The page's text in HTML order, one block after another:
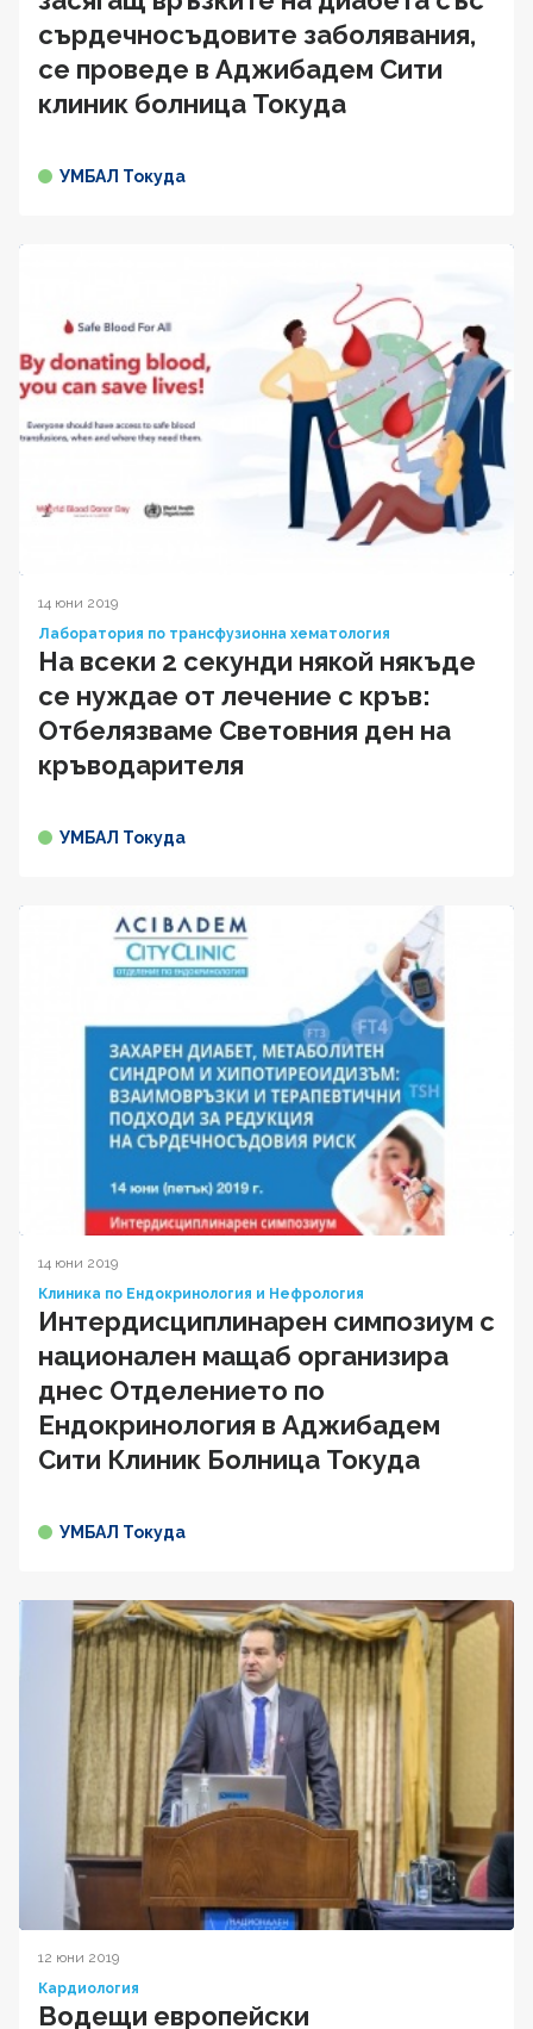
сърдечносъдовите заболявания,
се проведе в Аджибадем Сити
клиник болница Токуда
УМБАЛ Токуда
14 юни 2019
Лаборатория по трансфузионна хематология
На всеки 2 секунди някой някъде
се нуждае от лечение с кръв:
Отбелязваме Световния ден на
кръводарителя
УМБАЛ Токуда
14 юни 2019
Клиника по Ендокринология и Нефрология
Интердисциплинарен симпозиум с
национален мащаб организира
днес Отделението по
Ендокринология в Аджибадем
Сити Клиник Болница Токуда
УМБАЛ Токуда
12 юни 2019
Кардиология
Водещи европейски